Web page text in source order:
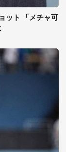
ット 「メチャ可